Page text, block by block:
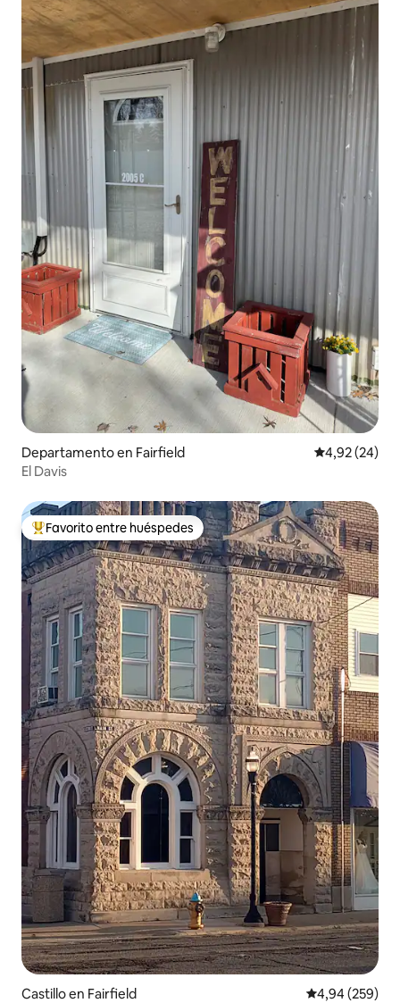
Departamento en Fairfield Calificación
4,92 (24)
El Davis
Favorito entre los huéspedes más destacados
Favorito entre huéspedes
Castillo en Fairfield Calificación
4,94 (259)